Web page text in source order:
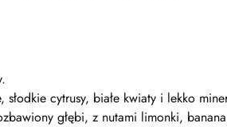
słodkie cytrusy, białe kwiaty i lekko
głębi, z nutami limonki,